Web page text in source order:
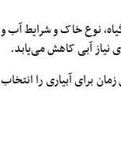
نوع خاک و شرایط آب و
نیاز آبی کاهش می‌یابد.
برای آبیاری را انتخاب